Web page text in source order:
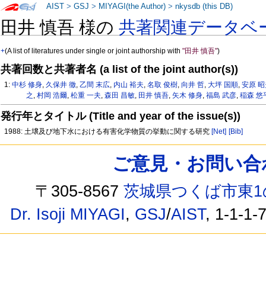
田井 慎吾 様の共著関連データベ
+(A list of literatures under single or joint authorship with"田井 慎吾")
共著回数と共著者名 (a list of the joint author(s))
1:中杉 修身, 久保井 徹,乙間 末広, 内山 裕夫,名取 俊樹,向井 哲,大坪 国順,安原
之 , 村岡 浩爾, 松重 一夫, 森田 昌敏, 田井 慎吾, 矢木 修身, 福島 武彦, 稲森 悠
発行年とタイトル (Title and year of the issue(s))
1988: 土壌及び地下水における有害化学物質の挙動に関する研究 [Net] [Bib]
AIST >GSJ > MIYAGI(the Author) >nkysdb (this DB)
ご意見・お問い
〒305-8567茨城県つくば市東
Dr. Isoji MIYAGI, GSJ/AIST, 1-1-1-